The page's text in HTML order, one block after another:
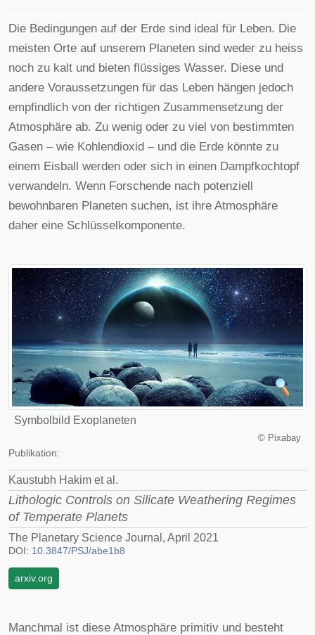
Die Bedingungen auf der Erde sind ideal für Leben. Die
meisten Orte auf unserem Planeten sind weder zu heiss
noch zu kalt und bieten flüssiges Wasser. Diese und
andere Voraussetzungen für das Leben hängen jedoch
empfindlich von der richtigen Zusammensetzung der
Atmosphäre ab. Zu wenig oder zu viel von bestimmten
Gasen – wie Kohlendioxid – und die Erde könnte zu
einem Eisball werden oder sich in einen Dampfkochtopf
verwandeln. Wenn Forschende nach potenziell
bewohnbaren Planeten suchen, ist ihre Atmosphäre
daher eine Schlüsselkomponente.
Symbolbild Exoplaneten
© Pixabay
Publikation:
Kaustubh Hakim et al.
Lithologic Controls on Silicate Weathering Regimes
of Temperate Planets
The Planetary Science Journal, April 2021
DOI: 10.3847/PSJ/abe1b8
arxiv.org
Manchmal ist diese Atmosphäre primitiv und besteht